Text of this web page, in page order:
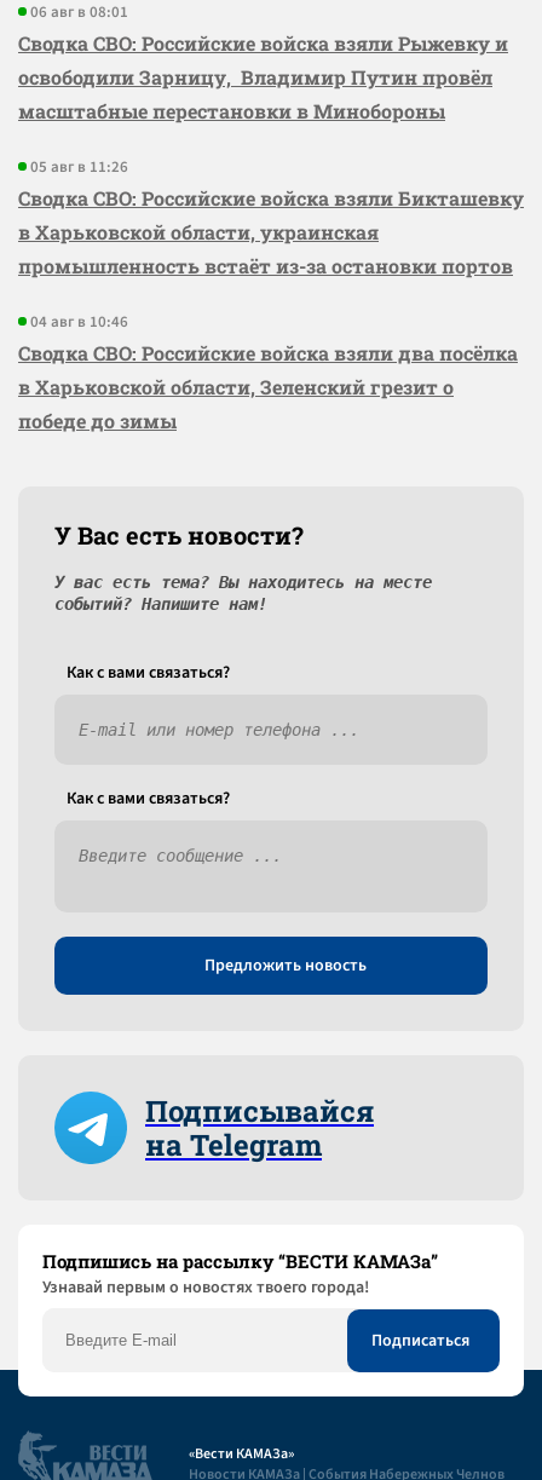
06 авг в 08:01
Сводка СВО: Российские войска взяли Рыжевку и
освободили Зарницу, Владимир Путин провёл
масштабные перестановки в Минобороны
05 авг в 11:26
Сводка СВО: Российские войска взяли Бикташевку
в Харьковской области, украинская
промышленность встаёт из-за остановки портов
04 авг в 10:46
Сводка СВО: Российские войска взяли два посёлка
в Харьковской области, Зеленский грезит о
победе до зимы
У Вас есть новости?
У вас есть тема? Вы находитесь на месте
событий? Напишите нам!
Как c вами связаться?
Как c вами связаться?
Предложить новость
Подписывайся
на Telegram
Подпишись на рассылку “ВЕСТИ КАМАЗа”
Узнaвай первым о новостях твоего города!
«Вести КАМАЗа»
Новости КАМАЗа | События Набережных Челнов